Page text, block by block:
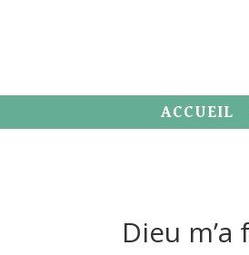
ACCUEIL
Dieu